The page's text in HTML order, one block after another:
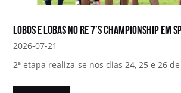
Lobos e Lobas no RE 7’s Championship em
2026-07-21
2ª etapa realiza-se nos dias 24, 25 e 26